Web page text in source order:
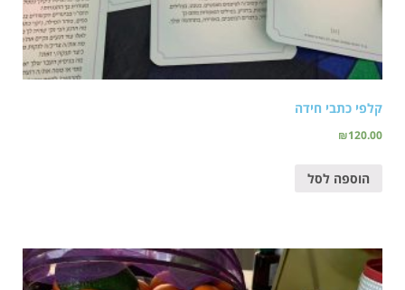
קלפי כתבי חידה
₪120.00
הוספה לסל